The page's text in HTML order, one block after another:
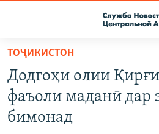
Вернуться
основному
содержанию
Вернутся
ПОДПИСКА
КОНТАКТЫ
ТОҶИКИСТОН
Додгоҳи олии
фаъоли маданӣ дар
бимонад